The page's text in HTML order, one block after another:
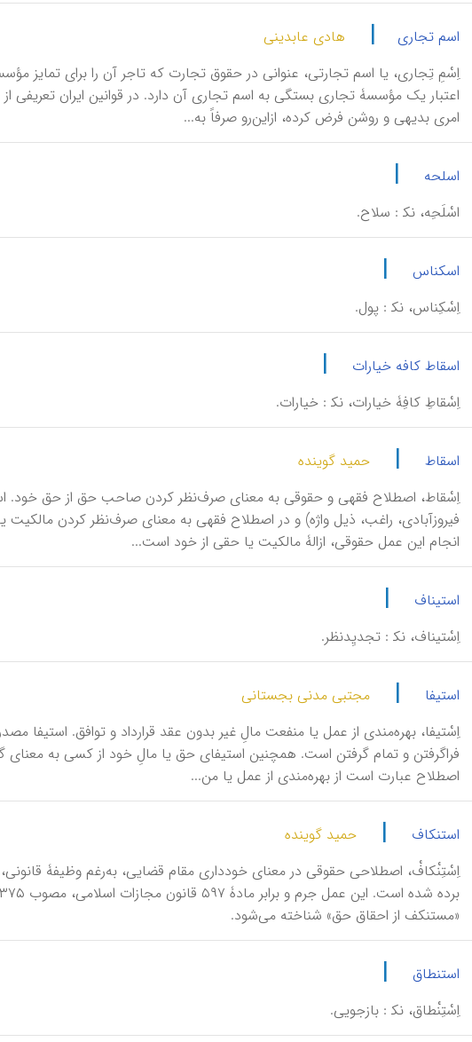
اسم تجاری |
هادی عابدینی
اِسْمِ تِجاری، یا اسم تجارتی، عنوانی در حقوق تجارت که تاجر آن را برای تمایز
اعتبار یک مؤسسۀ تجاری بستگی به اسم تجاری آن دارد. در قوانین ایران تعریفی
امری بدیهی و روشن فرض کرده، ازاین‌رو صرفاً به...
اسلحه |
اسْلَحِه، نک‍ : سلاح.
اسکناس |
اِسْکِناس، نک‍ : پول.
اسقاط کافه خیارات |
اِسْقاطِ کافِۀ خیارات، نک‍ : خیارات.
اسقاط |
حمید گوینده
اِسْقاط، اصطلاح فقهی و حقوقی به معنای صرف‌نظر کردن صاحب حق از حق خود.
فیروزآبادی، راغب، ذیل واژه) و در اصطلاح فقهی به معنای صرف‌نظر کردن مالکیت
انجام این عمل حقوقی، ازالۀ مالکیت یا حقی از خود است...
استیناف |
اِسْتیناف، نک‍ : تجدیِدنظر.
استیفا |
مجتبی مدنی بجستانی
اِسْتیفا، بهره‌مندی از عمل یا منفعت مالِ غیر بدون عقد قرارداد و توافق. استیفا
فراگرفتن و تمام گرفتن است. همچنین استیفای حق یا مالِ خود از کسی به
اصطلاح عبارت است از بهره‌مندی از عمل یا من...
استنکاف |
حمید گوینده
اِسْتِنْکافْ، اصطلاحی حقوقی در معنای خودداری مقام قضایی، به‌‌رغم وظیفۀ
«مستنکف از احقاق حق» شناخته می‌شود.
استنطاق |
اِسْتِنْطاق، نک‍ : بازجویی.